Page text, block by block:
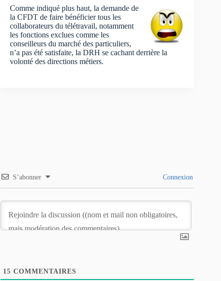
Comme indiqué plus haut, la demande de
la CFDT de faire bénéficier tous les
collaborateurs du télétravail, notamment
les fonctions exclues comme les
conseilleurs du marché des particuliers,
n’a pas été satisfaite, la DRH se cachant derrière la
volonté des directions métiers.
S’abonner Connexion
15 COMMENTAIRES